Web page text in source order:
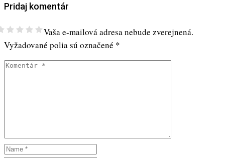
Pridaj komentár
Vaša e-mailová adresa nebude zverejnená.
Vyžadované polia sú označené *